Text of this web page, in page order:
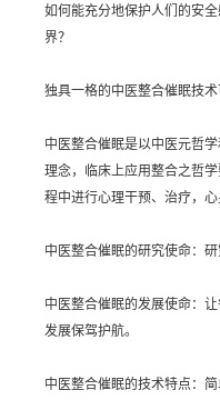
如何能充分地保护人们的安
界？
独具一格的中医整合催眠技术
中医整合催眠是以中医元哲
理念，临床上应用整合之哲
程中进行心理干预、治疗，
中医整合催眠的研究使命：
中医整合催眠的发展使命：
发展保驾护航。
中医整合催眠的技术特点：